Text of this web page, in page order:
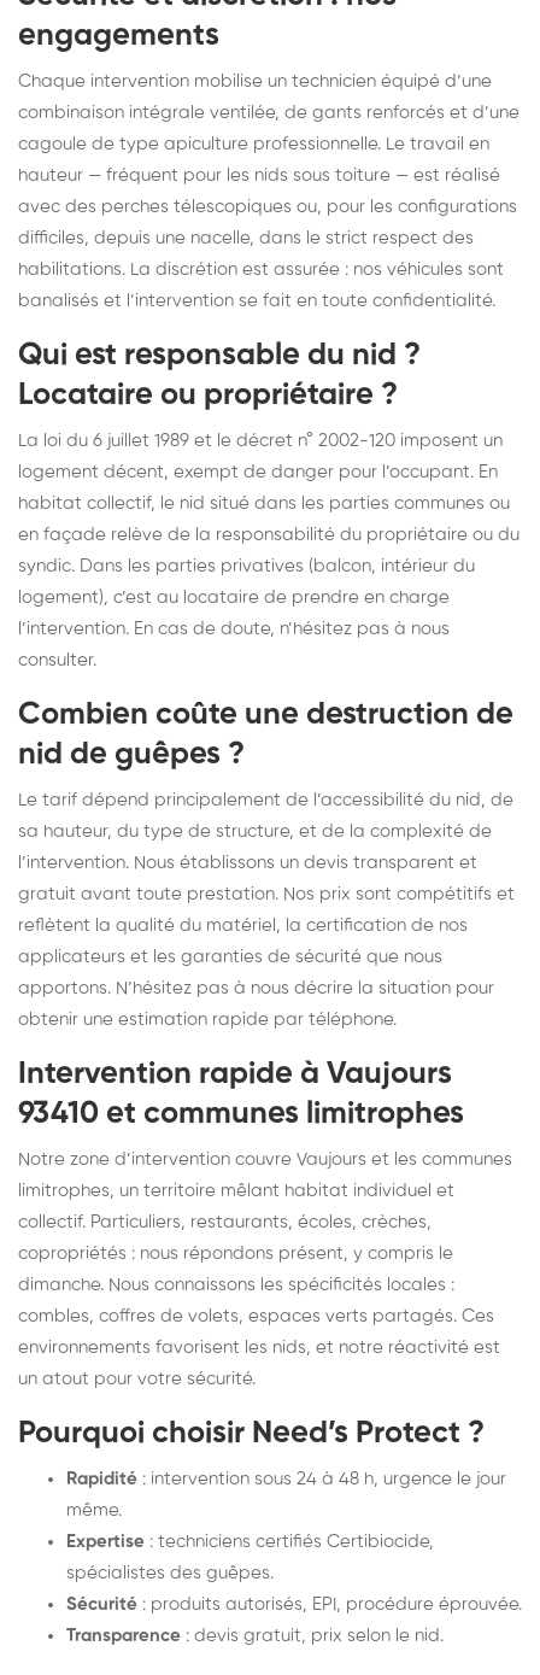
engagements
Chaque intervention mobilise un technicien équipé d’une
combinaison intégrale ventilée, de gants renforcés et d’une
cagoule de type apiculture professionnelle. Le travail en
hauteur — fréquent pour les nids sous toiture — est réalisé
avec des perches télescopiques ou, pour les configurations
difficiles, depuis une nacelle, dans le strict respect des
habilitations. La discrétion est assurée : nos véhicules sont
banalisés et l’intervention se fait en toute confidentialité.
Qui est responsable du nid ?
Locataire ou propriétaire ?
La loi du 6 juillet 1989 et le décret n° 2002-120 imposent un
logement décent, exempt de danger pour l’occupant. En
habitat collectif, le nid situé dans les parties communes ou
en façade relève de la responsabilité du propriétaire ou du
syndic. Dans les parties privatives (balcon, intérieur du
logement), c’est au locataire de prendre en charge
l’intervention. En cas de doute, n’hésitez pas à nous
consulter.
Combien coûte une destruction de
nid de guêpes ?
Le tarif dépend principalement de l’accessibilité du nid, de
sa hauteur, du type de structure, et de la complexité de
l’intervention. Nous établissons un devis transparent et
gratuit avant toute prestation. Nos prix sont compétitifs et
reflètent la qualité du matériel, la certification de nos
applicateurs et les garanties de sécurité que nous
apportons. N’hésitez pas à nous décrire la situation pour
obtenir une estimation rapide par téléphone.
Intervention rapide à Vaujours
93410 et communes limitrophes
Notre zone d’intervention couvre Vaujours et les communes
limitrophes, un territoire mêlant habitat individuel et
collectif. Particuliers, restaurants, écoles, crèches,
copropriétés : nous répondons présent, y compris le
dimanche. Nous connaissons les spécificités locales :
combles, coffres de volets, espaces verts partagés. Ces
environnements favorisent les nids, et notre réactivité est
un atout pour votre sécurité.
Pourquoi choisir Need’s Protect ?
Rapidité : intervention sous 24 à 48 h, urgence le jour
même.
Expertise : techniciens certifiés Certibiocide,
spécialistes des guêpes.
Sécurité : produits autorisés, EPI, procédure éprouvée.
Transparence : devis gratuit, prix selon le nid.